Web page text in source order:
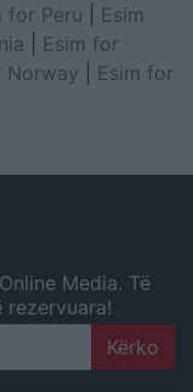
for Peru
Esim
Esim for
Norway
Esim for
Media. Të